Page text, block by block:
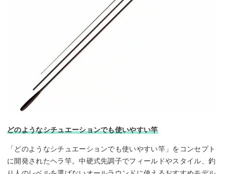
どのようなシチュエーションでも使いやすい竿
「どのようなシチュエーションでも使いやすい竿」をコンセプト
に開発されたヘラ竿。中硬式先調子でフィールドやスタイル、釣